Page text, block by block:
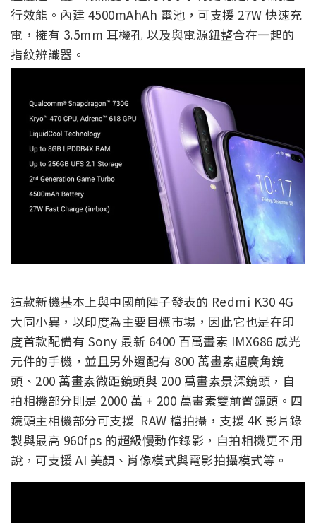
行效能。內建 4500mAhAh 電池，可支援 27W 快速充
電，擁有 3.5mm 耳機孔 以及與電源鈕整合在一起的
指紋辨識器。
這款新機基本上與中國前陣子發表的 Redmi K30 4G
大同小異，以印度為主要目標市場，因此它也是在印
度首款配備有 Sony 最新 6400 百萬畫素 IMX686 感光
元件的手機，並且另外還配有 800 萬畫素超廣角鏡
頭、200 萬畫素微距鏡頭與 200 萬畫素景深鏡頭，自
拍相機部分則是 2000 萬 + 200 萬畫素雙前置鏡頭。四
鏡頭主相機部分可支援 RAW 檔拍攝，支援 4K 影片錄
製與最高 960fps 的超級慢動作錄影，自拍相機更不用
說，可支援 AI 美顏、肖像模式與電影拍攝模式等。